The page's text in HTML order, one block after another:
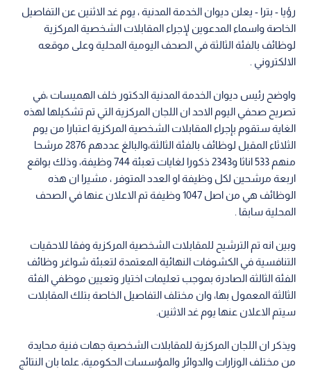
رؤيا - بترا - يعلن ديوان الخدمة المدنية ، يوم غد الاثنين عن التفاصيل
الخاصة واسماء المدعوين لإجراء المقابلات الشخصية المركزية
لوظائف بالفئة الثالثة في الصحف اليومية المحلية وعلى موقعه
الالكتروني .
واوضح رئيس ديوان الخدمة المدنية الدكتور خلف الهميسات ،في
تصريح صحفي اليوم الاحد ان اللجان المركزية التي تم تشكيلها لهذه
الغاية ستقوم بإجراء المقابلات الشخصية المركزية اعتبارا من يوم
الثلاثاء المقبل لوظائف بالفئة الثالثة،والبالغ عددهم 2876 مرشحا
منهم 533 اناثا و2343 ذكورا لغايات تعبئة 744 وظيفة، وذلك بواقع
اربعة مرشحين لكل وظيفة او العدد المتوفر ، مشيرا ان هذه
الوظائف هي من اصل 1047 وظيفة تم الاعلان عنها في الصحف
المحلية سابقا .
وبين انه تم الترشيح للمقابلات الشخصية المركزية وفقا للاحقيات
التنافسية في الكشوفات النهائية المعتمدة لتعبئة شواغر وظائف
الفئة الثالثة الصادرة بموجب تعليمات اختيار وتعيين موظفي الفئة
الثالثة المعمول بها، وان مختلف التفاصيل الخاصة بتلك المقابلات
سيتم الاعلان عنها يوم غد الاثنين.
ويذكر ان اللجان المركزية للمقابلات الشخصية جهات فنية محايدة
من مختلف الوزارات والدوائر والمؤسسات الحكومية، علما بان النتائج